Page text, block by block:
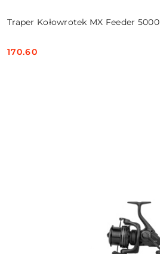
Traper Kołowrotek MX Feeder 5000
Cena:
170.60